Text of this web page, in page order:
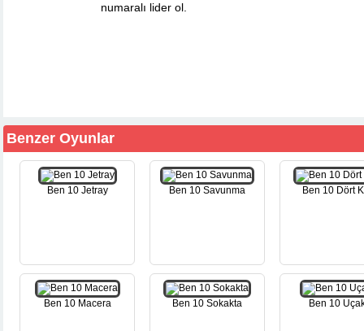
numaralı lider ol.
Benzer Oyunlar
Ben 10 Jetray Ben 10 Savunma Ben 10 Dört
Ben 10 Macera Ben 10 Sokakta Ben 10